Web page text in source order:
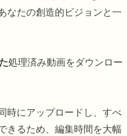
なたの創造的ビジョンと一
処理済み動画をダウンロー
時にアップロードし、すべ
きるため、編集時間を大幅